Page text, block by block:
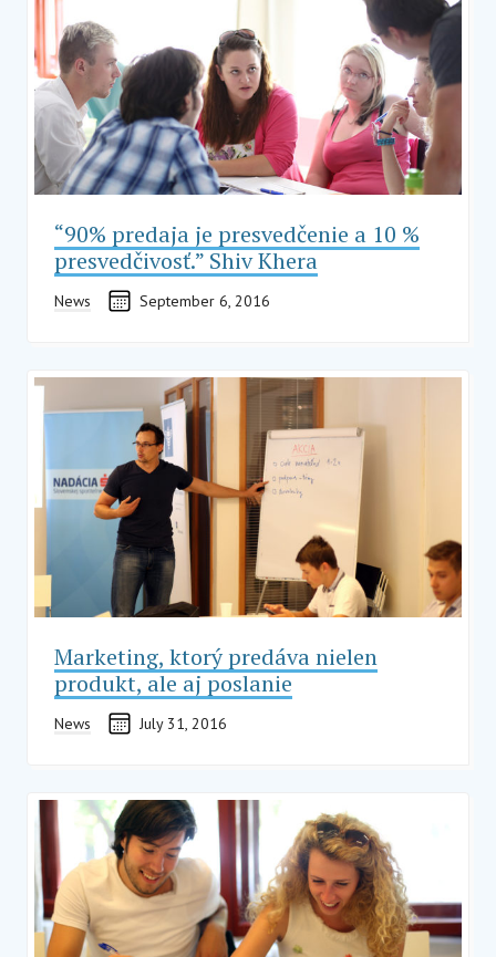
“90% predaja je presvedčenie a 10 %
presvedčivosť.” Shiv Khera
News September 6, 2016
Marketing, ktorý predáva nielen
produkt, ale aj poslanie
News July 31, 2016